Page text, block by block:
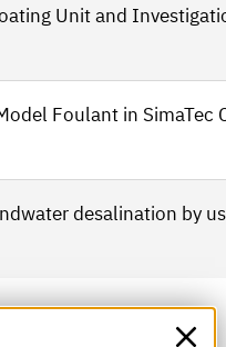
Unit and
Foulant in
desalination by